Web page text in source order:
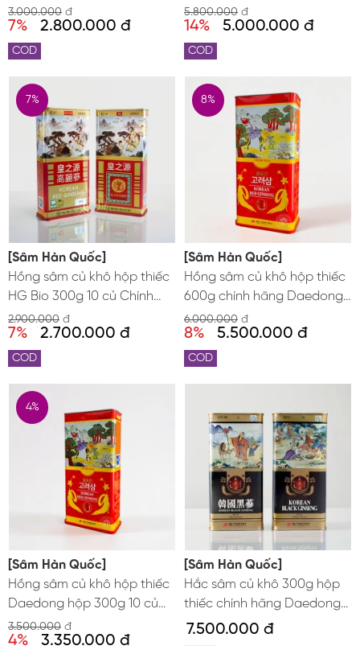
Quốc
3.000.000 đ
7% 2.800.000 đ
COD
Quốc
5.800.000 đ
14% 5.000.000 đ
COD
[Sâm Hàn Quốc]
Hồng sâm củ khô hộp thiếc
HG Bio 300g 10 củ Chính
hãng Hàn Quốc
2.900.000 đ
7% 2.700.000 đ
7%
COD
[Sâm Hàn Quốc]
Hồng sâm củ khô hộp thiếc
600g chính hãng Daedong
Hàn Quốc củ nhỏ
6.000.000 đ
8% 5.500.000 đ
8%
COD
[Sâm Hàn Quốc]
Hồng sâm củ khô hộp thiếc
Daedong hộp 300g 10 củ
lớn
3.500.000 đ
4% 3.350.000 đ
4%
[Sâm Hàn Quốc]
Hắc sâm củ khô 300g hộp
thiếc chính hãng Daedong
Hàn Quốc
7.500.000 đ